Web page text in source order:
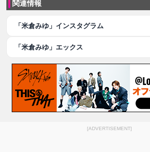
関連情報
「米倉みゆ」インスタグラム
「米倉みゆ」エックス
[ADVERTISEMENT]